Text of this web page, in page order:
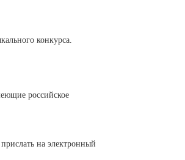
конкурса.
российское
на электронный